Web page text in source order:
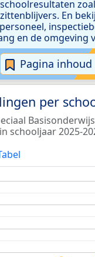
En
en de omgeving
Pagina
per
schooljaar 2025-